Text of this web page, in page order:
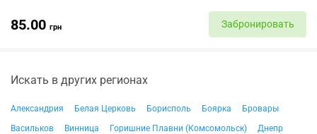
85.00 грн Забронировать
Искать в других регионах
Александрия Белая Церковь Борисполь Боярка
Бровары
Васильков
Винница Горишние Плавни (Комсомольск)
Днепр